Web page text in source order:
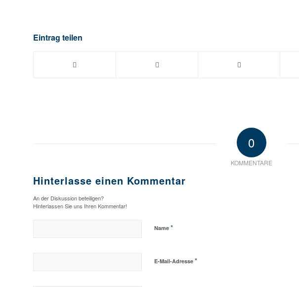
Eintrag teilen
0
KOMMENTARE
Hinterlasse einen Kommentar
An der Diskussion beteiligen?
Hinterlassen Sie uns Ihren Kommentar!
Name *
E-Mail-Adresse *